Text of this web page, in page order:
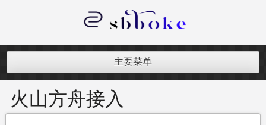
内
记录跨境电商独立站开发遇到的点点
主要菜单
火山方舟接入